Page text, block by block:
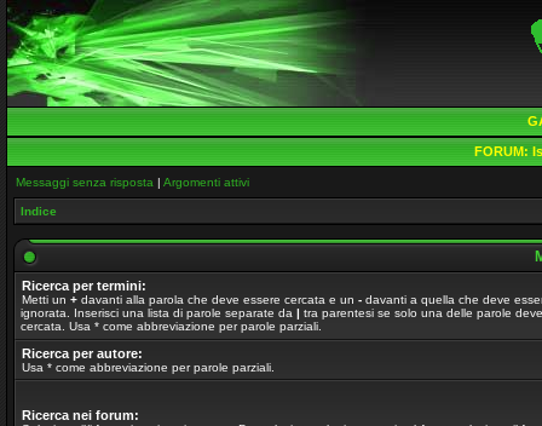
FORUM:
Messaggi senza risposta | Argomenti attivi
Indice
Ricerca per termini:
Metti un + davanti alla parola che deve essere cercata e un - davanti a quella che deve
ignorata. Inserisci una lista di parole separate da | tra parentesi se solo una delle parole
cercata. Usa * come abbreviazione per parole parziali.
Ricerca per autore:
Usa * come abbreviazione per parole parziali.
Ricerca nei forum: